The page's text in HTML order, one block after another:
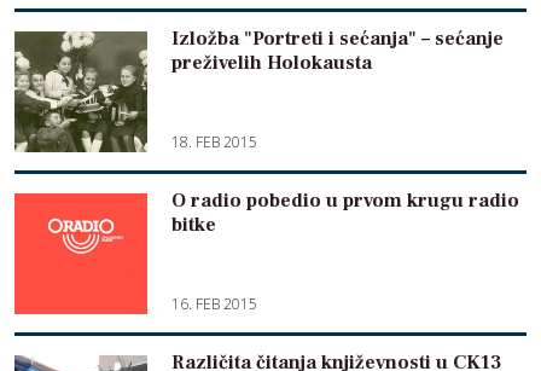
Izložba "Portreti i sećanja" – sećanje
preživelih Holokausta
18. FEB 2015
O radio pobedio u prvom krugu radio
bitke
16. FEB 2015
Različita čitanja književnosti u CK13